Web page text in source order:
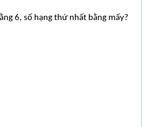
6, số hạng thứ nhất bằng mấy?